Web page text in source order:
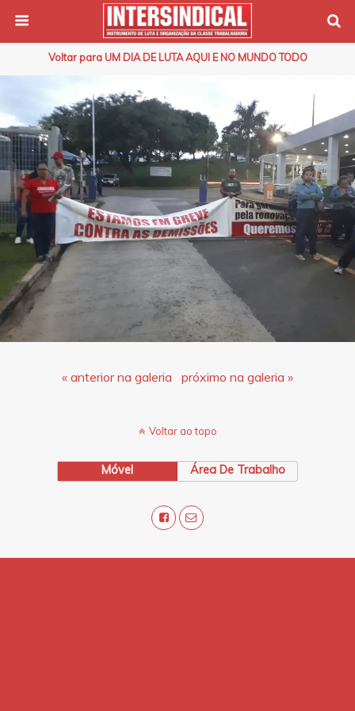
Voltar para UM DIA DE LUTA AQUI E NO MUNDO TODO
« anterior na galeria próximo na galeria »
Voltar ao topo
Móvel Área De Trabalho